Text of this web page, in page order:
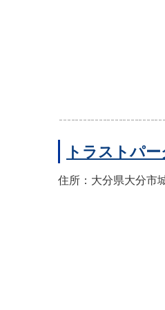
トラストパ
住所：大分県大分市